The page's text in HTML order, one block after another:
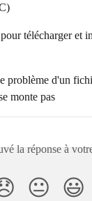
télécharger et
problème d'un
monte pas
la réponse à
😐 😃